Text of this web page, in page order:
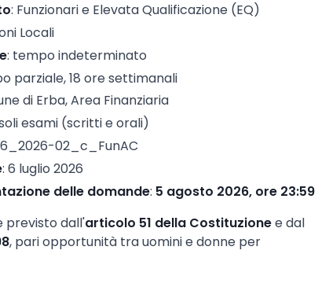
: Funzionari e Elevata Qualificazione (EQ)
Locali
: tempo indeterminato
parziale, 18 ore settimanali
di Erba, Area Finanziaria
esami (scritti e orali)
02_c_FunAC
: 6 luglio 2026
delle domande: 5 agosto 2026, ore 23:59
previsto dall'articolo 51 della Costituzionee dal
, pari opportunità tra uomini e donne per